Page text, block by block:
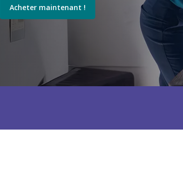
Acheter maintenant !